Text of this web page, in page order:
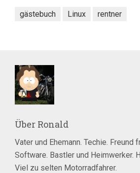
gästebuch Linux rentner
Über Ronald
Vater und Ehemann. Techie. Freund
Software. Bastler und Heimwerker.
Viel zu selten Motorradfahrer.